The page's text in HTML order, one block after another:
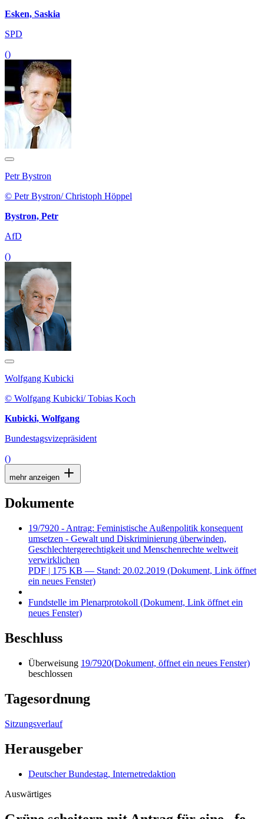
Esken, Saskia
SPD
()
Petr Bystron
© Petr Bystron/ Christoph Höppel
Bystron, Petr
AfD
()
Wolfgang Kubicki
© Wolfgang Kubicki/ Tobias Koch
Kubicki, Wolfgang
Bundestagsvizepräsident
()
mehr anzeigen
Dokumente
19/7920 - Antrag: Feministische Außenpolitik konsequent
umsetzen - Gewalt und Diskriminierung überwinden,
Geschlechtergerechtigkeit und Menschenrechte weltweit
verwirklichen
PDF | 175 KB — Stand: 20.02.2019 (Dokument, Link öffnet
ein neues Fenster)
Fundstelle im Plenarprotokoll (Dokument, Link öffnet ein
neues Fenster)
Beschluss
Überweisung 19/7920(Dokument, öffnet ein neues Fenster)
beschlossen
Tagesordnung
Sitzungsverlauf
Herausgeber
Deutscher Bundestag, Internetredaktion
Auswärtiges